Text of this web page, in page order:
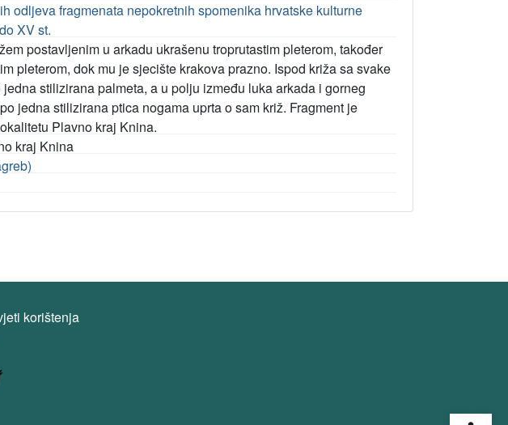
odljeva fragmenata nepokretnih spomenika hrvatske kulturne
XV st.
postavljenim u arkadu ukrašenu troprutastim pleterom, također
pleterom, dok mu je sjecište krakova prazno. Ispod križa sa svake
stilizirana palmeta, a u polju između luka arkada i gorneg
jedna stilizirana ptica nogama uprta o sam križ. Fragment je
Plavno kraj Knina.
kraj Knina
korištenja